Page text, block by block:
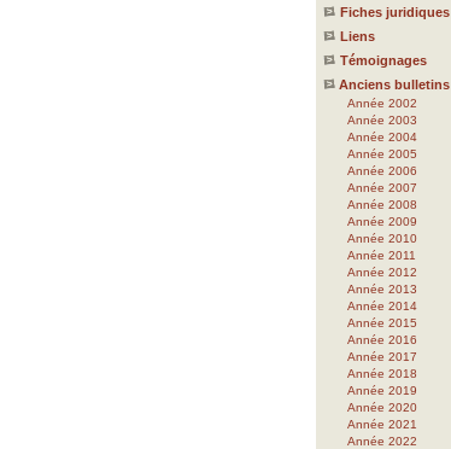
Fiches juridiques
Liens
Témoignages
Anciens bulletins
Année 2002
Année 2003
Année 2004
Année 2005
Année 2006
Année 2007
Année 2008
Année 2009
Année 2010
Année 2011
Année 2012
Année 2013
Année 2014
Année 2015
Année 2016
Année 2017
Année 2018
Année 2019
Année 2020
Année 2021
Année 2022